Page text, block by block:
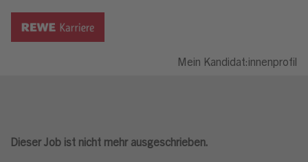
Mein Kandidat:innenprofil
Dieser Job ist nicht mehr ausgeschrieben.